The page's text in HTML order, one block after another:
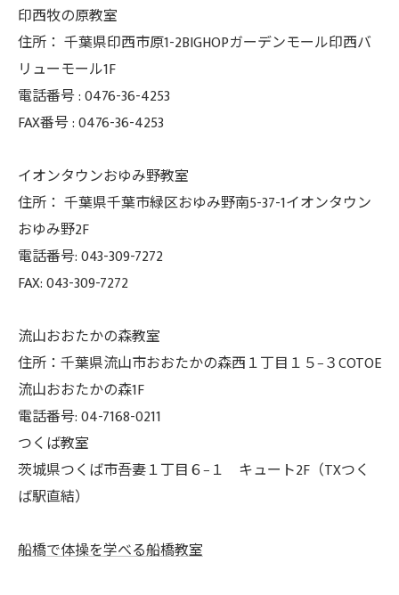
印西牧の原教室
住所： 千葉県印西市原1-2BIGHOPガーデンモール印西バ
リューモール1F
電話番号 :0476-36-4253
FAX番号 :0476-36-4253
イオンタウンおゆみ野教室
住所： 千葉県千葉市緑区おゆみ野南5-37-1イオンタウン
おゆみ野2F
電話番号: 043-309-7272
FAX: 043-309-7272
流山おおたかの森教室
住所：千葉県流山市おおたかの森西１丁目１５−３COTOE
流山おおたかの森1F
電話番号: 04-7168-0211
つくば教室
茨城県つくば市吾妻１丁目６−１ キュート2F（TXつく
ば駅直結）
船橋で体操を学べる船橋教室